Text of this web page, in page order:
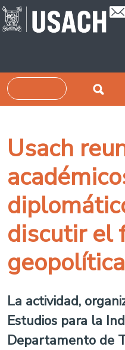
Passar para o conteúdo
Pesquisar
Usach
discutir el
La actividad,
Estudios para la
Departamento de